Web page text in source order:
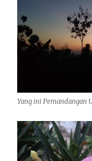
Yang ini Pemandangan